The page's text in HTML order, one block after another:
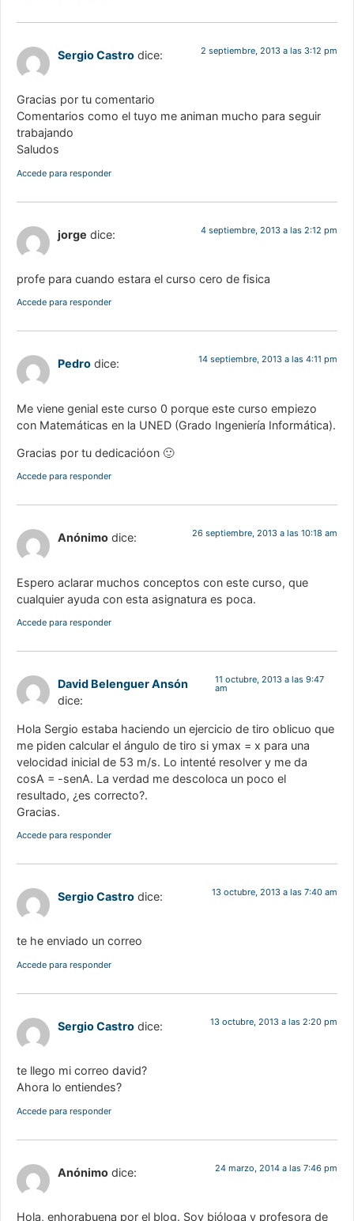
Sergio Castro dice: 2 septiembre, 2013 a las 3:12 pm
Gracias por tu comentario
Comentarios como el tuyo me animan mucho para seguir
trabajando
Saludos
Accede para responder
jorge dice: 4 septiembre, 2013 a las 2:12 pm
profe para cuando estara el curso cero de fisica
Accede para responder
Pedro dice: 14 septiembre, 2013 a las 4:11 pm
Me viene genial este curso 0 porque este curso empiezo
con Matemáticas en la UNED (Grado Ingeniería Informática).
Gracias por tu dedicacióon 🙂
Accede para responder
Anónimo dice: 26 septiembre, 2013 a las 10:18 am
Espero aclarar muchos conceptos con este curso, que
cualquier ayuda con esta asignatura es poca.
Accede para responder
David Belenguer Ansón
dice:
11 octubre, 2013 a las 9:47
am
Hola Sergio estaba haciendo un ejercicio de tiro oblicuo que
me piden calcular el ángulo de tiro si ymax = x para una
velocidad inicial de 53 m/s. Lo intenté resolver y me da
cosA = -senA. La verdad me descoloca un poco el
resultado, ¿es correcto?.
Gracias.
Accede para responder
Sergio Castro dice: 13 octubre, 2013 a las 7:40 am
te he enviado un correo
Accede para responder
Sergio Castro dice: 13 octubre, 2013 a las 2:20 pm
te llego mi correo david?
Ahora lo entiendes?
Accede para responder
Anónimo dice: 24 marzo, 2014 a las 7:46 pm
Hola, enhorabuena por el blog. Soy bióloga y profesora de